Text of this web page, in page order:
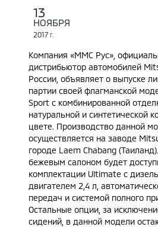
13
НОЯБРЯ
2017 Г.
Компания «ММС Руc»,
дистрибьютор автомобилей
России, объявляет о выпуске
партии своей флагманской
Sport с комбинированной
натуральной и синтетической
цвете. Производство данной
осуществляется на заводе
городе Laem Chabang
бежевым салоном будет
комплектации Ultimate c
двигателем 2,4 л,
передач и системой полного
Остальные опции, за
сидений, в данной модели